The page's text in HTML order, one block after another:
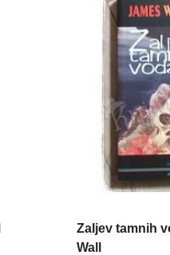
Zaljev tamnih
Wall